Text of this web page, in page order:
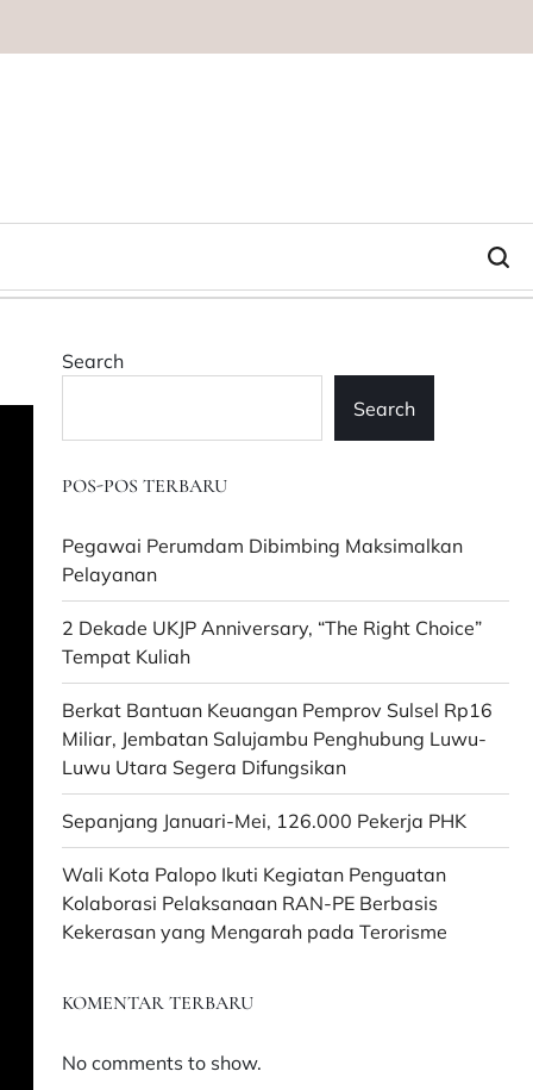
Search
Search
POS-POS TERBARU
Pegawai Perumdam Dibimbing Maksimalkan
Pelayanan
2 Dekade UKJP Anniversary, “The Right Choice”
Tempat Kuliah
Berkat Bantuan Keuangan Pemprov Sulsel Rp16
Miliar, Jembatan Salujambu Penghubung Luwu-
Luwu Utara Segera Difungsikan
Sepanjang Januari-Mei, 126.000 Pekerja PHK
Wali Kota Palopo Ikuti Kegiatan Penguatan
Kolaborasi Pelaksanaan RAN-PE Berbasis
Kekerasan yang Mengarah pada Terorisme
KOMENTAR TERBARU
No comments to show.